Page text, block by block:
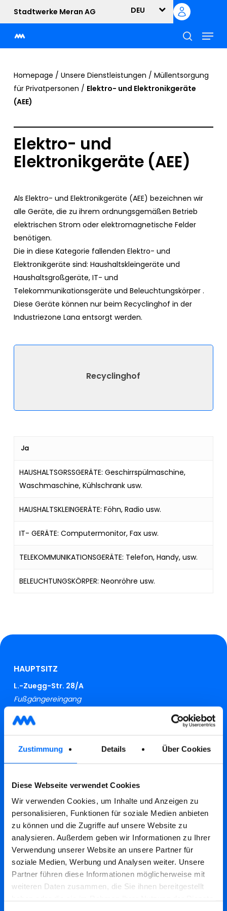
Zustimmung Details Über Cookies
Diese Webseite verwendet Cookies
Wir verwenden Cookies, um Inhalte und Anzeigen zu
personalisieren, Funktionen für soziale Medien anbieten
zu können und die Zugriffe auf unsere Website zu
analysieren. Außerdem geben wir Informationen zu Ihrer
Verwendung unserer Website an unsere Partner für
soziale Medien, Werbung und Analysen weiter. Unsere
Partner führen diese Informationen möglicherweise mit
weiteren Daten zusammen, die Sie ihnen bereitgestellt
main
content
Stadtwerke Meran AG DEU
suche
Menu
Homepage / Unsere Dienstleistungen / Müllentsorgung
für Privatpersonen / Elektro- und Elektronikgeräte
(AEE)
Elektro- und
Elektronikgeräte (AEE)
Als Elektro- und Elektronikgeräte (AEE) bezeichnen wir
alle Geräte, die zu ihrem ordnungsgemäßen Betrieb
elektrischen Strom oder elektromagnetische Felder
benötigen.
Die in diese Kategorie fallenden Elektro- und
Elektronikgeräte sind: Haushaltskleingeräte und
Haushaltsgroßgeräte, IT- und
Telekommunikationsgeräte und Beleuchtungskörper .
Diese Geräte können nur beim Recyclinghof in der
Industriezone Lana entsorgt werden.
Recyclinghof
Ja
HAUSHALTSGRSSGERÄTE: Geschirrspülmaschine,
Waschmaschine, Kühlschrank usw.
HAUSHALTSKLEINGERÄTE: Föhn, Radio usw.
IT- GERÄTE: Computermonitor, Fax usw.
TELEKOMMUNIKATIONSGERÄTE: Telefon, Handy, usw.
BELEUCHTUNGSKÖRPER: Neonröhre usw.
HAUPTSITZ
L.-Zuegg-Str. 28/A
Fußgängereingang
A.-Brogliati-Str. 12
Einfahrt für Fahrzeuge
MO:08.30 – 12.00 und 15.00 – 17.00
0473 283 000
info@swmeran.it
beschwerden@swmeran.it
RECYCLINGHOF